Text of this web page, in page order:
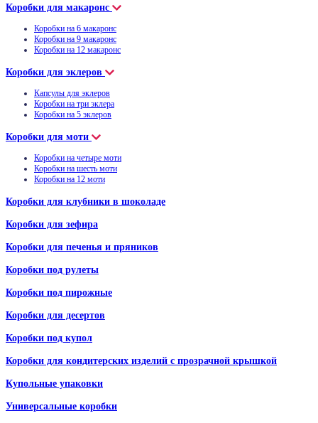
Коробки для макаронс
Коробки на 6 макаронс
Коробки на 9 макаронс
Коробки на 12 макаронс
Коробки для эклеров
Капсулы для эклеров
Коробки на три эклера
Коробки на 5 эклеров
Коробки для моти
Коробки на четыре моти
Коробки на шесть моти
Коробки на 12 моти
Коробки для клубники в шоколаде
Коробки для зефира
Коробки для печенья и пряников
Коробки под рулеты
Коробки под пирожные
Коробки для десертов
Коробки под купол
Коробки для кондитерских изделий с прозрачной крышкой
Купольные упаковки
Универсальные коробки